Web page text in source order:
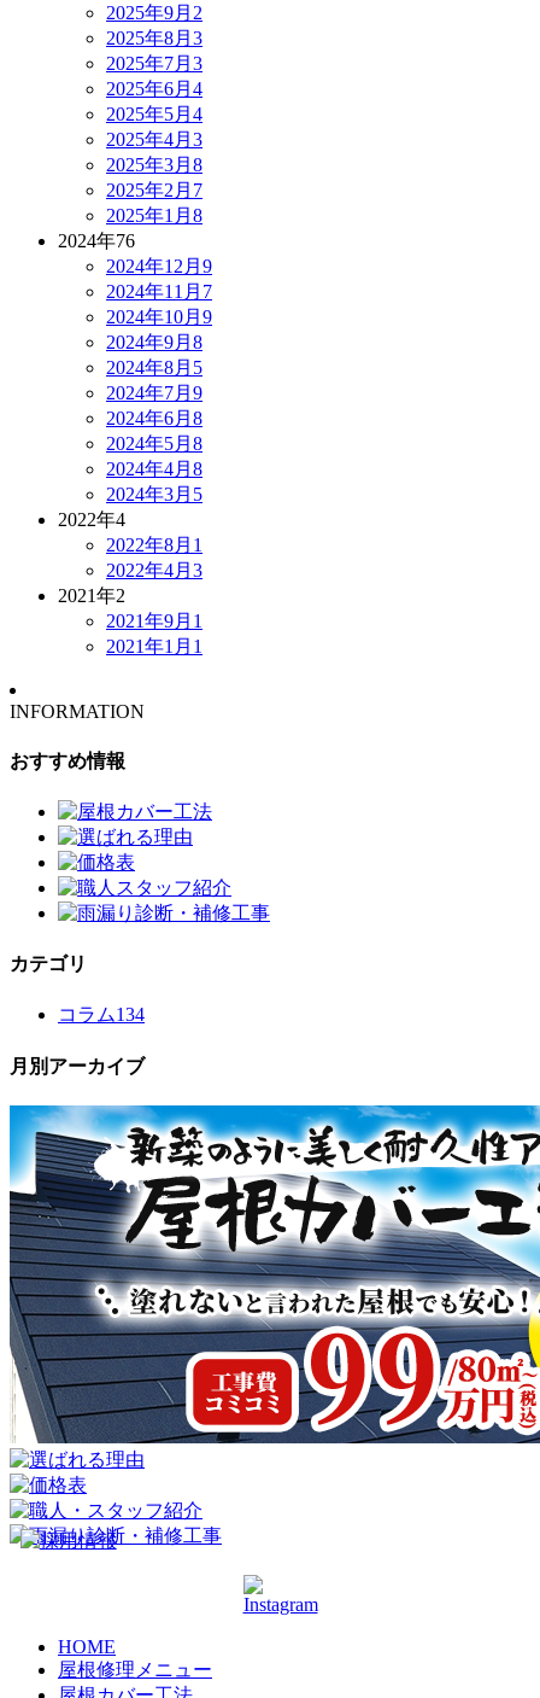
2025年9月 2
2025年8月 3
2025年7月 3
2025年6月 4
2025年5月 4
2025年4月 3
2025年3月 8
2025年2月 7
2025年1月 8
2024年76
2024年12月 9
2024年11月 7
2024年10月 9
2024年9月 8
2024年8月 5
2024年7月 9
2024年6月 8
2024年5月 8
2024年4月 8
2024年3月 5
2022年4
2022年8月 1
2022年4月 3
2021年2
2021年9月 1
2021年1月 1
INFORMATION
おすすめ情報
カテゴリ
コラム134
月別アーカイブ
HOME
屋根修理メニュー